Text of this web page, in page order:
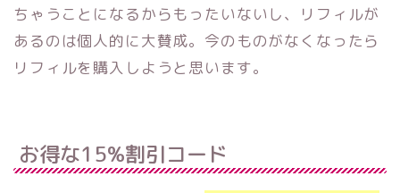
ちゃうことになるからもったいないし、リフィルが
あるのは個人的に大賛成。今のものがなくなったら
リフィルを購入しようと思います。
お得な15%割引コード